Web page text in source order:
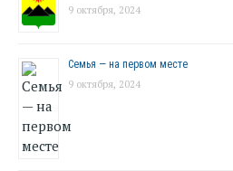
9 октября, 2024
Семья — на первом месте
9 октября, 2024